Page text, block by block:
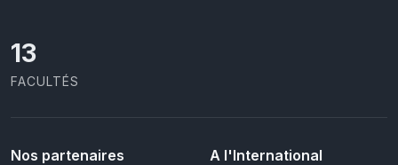
13
FACULTÉS
Nos partenaires A l'International